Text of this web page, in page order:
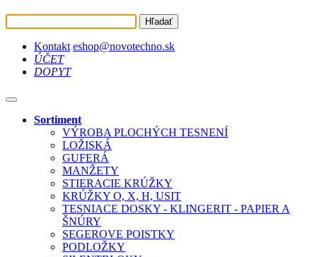
Hľadať
Kontakt eshop@novotechno.sk
ÚČET
DOPYT
Sortiment
VÝROBA PLOCHÝCH TESNENÍ
LOŽISKÁ
GUFERÁ
MANŽETY
STIERACIE KRÚŽKY
KRÚŽKY O, X, H, USIT
TESNIACE DOSKY - KLINGERIT - PAPIER A
ŠNÚRY
SEGEROVE POISTKY
PODLOŽKY